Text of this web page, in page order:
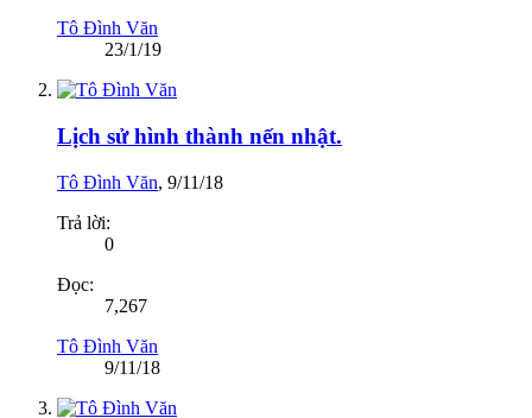
Tô Đình Văn
23/1/19
Lịch sử hình thành nến nhật.
Tô Đình Văn, 9/11/18
Trả lời:
0
Đọc:
7,267
Tô Đình Văn
9/11/18